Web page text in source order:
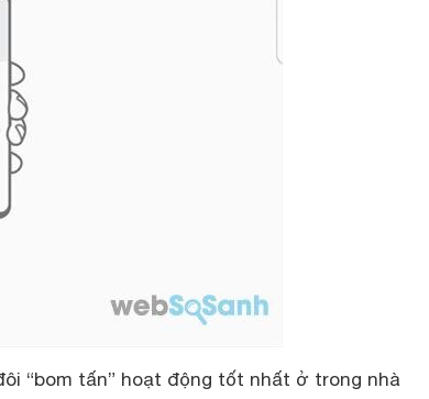
“bom tấn” hoạt động tốt nhất ở trong nhà